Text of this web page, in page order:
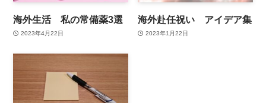
海外生活 私の常備薬3選
2023年4月22日
海外赴任祝い アイデア集
2023年1月22日